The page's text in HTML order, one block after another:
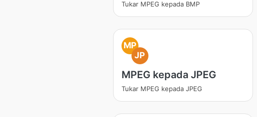
Tukar MPEG kepada BMP
MP
JP
MPEG kepada JPEG
Tukar MPEG kepada JPEG